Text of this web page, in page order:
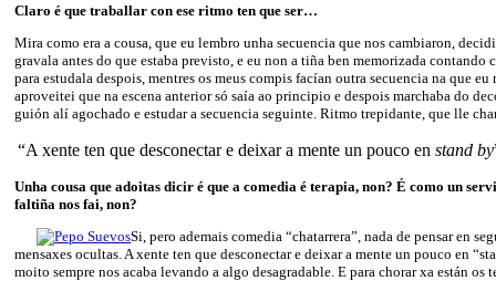
Claro é que traballar con ese ritmo ten que ser…
Mira como era a cousa, que eu lembro unha secuencia que nos cambiaron,
gravala antes do que estaba previsto, e eu non a tiña ben memorizada contando
para estudala despois, mentres os meus compis facían outra secuencia na que eu
aproveitei que na escena anterior só saía ao principio e despois marchaba do
guión alí agochado e estudar a secuencia seguinte. Ritmo trepidante, que lle
“A xente ten que desconectar e deixar a mente un pouco en stand by
Unha cousa que adoitas dicir é que a comedia é terapia, non? É como un
faltiña nos fai, non?
Si, pero ademais comedia “chatarrera”, nada de pensar en
mensaxes ocultas. A xente ten que desconectar e deixar a mente un pouco en
moito sempre nos acaba levando a algo desagradable. E para chorar xa están os